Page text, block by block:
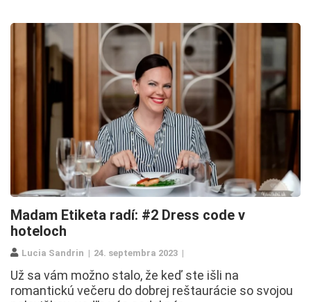
Madam Etiketa radí: #2 Dress code v
hoteloch
Lucia Sandrin 24. septembra 2023
Už sa vám možno stalo, že keď ste išli na
romantickú večeru do dobrej reštaurácie so svojou